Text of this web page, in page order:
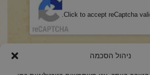
ניהול הסכמה
Click to accept reCaptcha
ת כי קראתי והבנתי את